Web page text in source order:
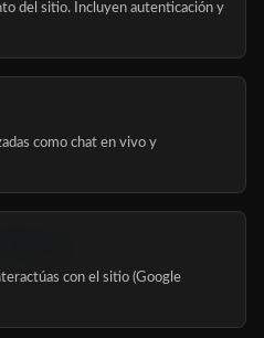
del sitio. Incluyen autenticación y
como chat en vivo y
con el sitio (Google